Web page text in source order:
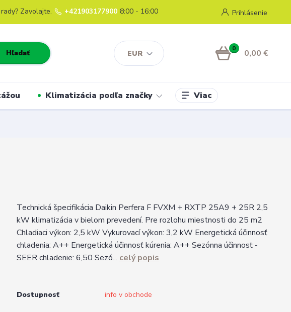
EUR
Prihlásenie
Hľadať
Zavolajte. +421903177900 8:00 - 16:00
0 0,00 €
Klimatizácia podľa značky Viac
Technická špecifikácia Daikin Perfera F FVXM + RXTP 25A9 + 25R 2,5
kW klimatizácia v bielom prevedení. Pre rozlohu miestnosti do 25 m2
Chladiaci výkon: 2,5 kW Vykurovací výkon: 3,2 kW Energetická účinnosť
chladenia: A++ Energetická účinnosť kúrenia: A++ Sezónna účinnosť -
SEER chladenie: 6,50 Sezó... celý popis
Dostupnosť info v obchode